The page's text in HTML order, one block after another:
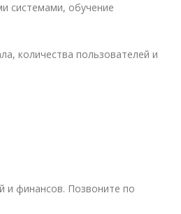
системами, обучение
количества пользователей и
и финансов. Позвоните по